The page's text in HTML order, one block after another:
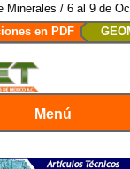
9 de Octubre de 2026
en PDF
Menú